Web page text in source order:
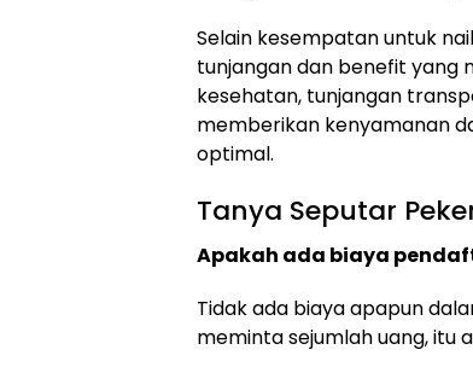
Selain kesempatan untuk
tunjangan dan benefit yang
kesehatan, tunjangan
memberikan kenyamanan
optimal.
Tanya Seputar
Apakah ada biaya
Tidak ada biaya apapun
meminta sejumlah uang, itu